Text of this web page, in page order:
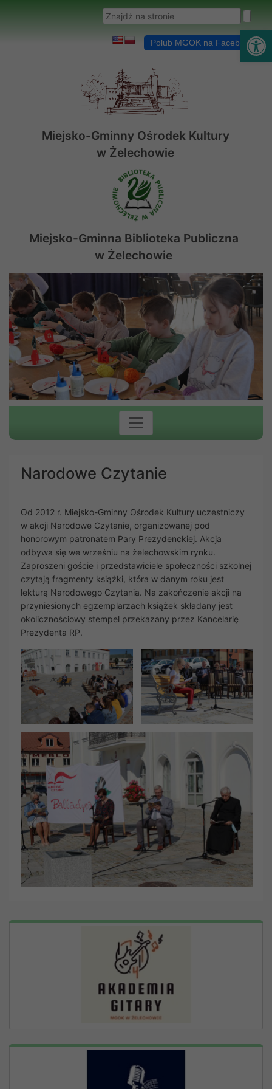
Wyszukaj w serwisie
Polub MGOK na Facebooku
Miejsko-Gminny Ośrodek Kultury
w Żelechowie
Miejsko-Gminna Biblioteka Publiczna
w Żelechowie
Narodowe Czytanie
Od 2012 r. Miejsko-Gminny Ośrodek Kultury uczestniczy
w akcji Narodowe Czytanie, organizowanej pod
honorowym patronatem Pary Prezydenckiej. Akcja
odbywa się we wrześniu na żelechowskim rynku.
Zaproszeni goście i przedstawiciele społeczności szkolnej
czytają fragmenty książki, która w danym roku jest
lekturą Narodowego Czytania. Na zakończenie akcji na
przyniesionych egzemplarzach książek składany jest
okolicznościowy stempel przekazany przez Kancelarię
Prezydenta RP.